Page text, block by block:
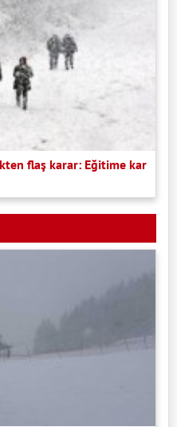
flaş karar: Eğitime kar